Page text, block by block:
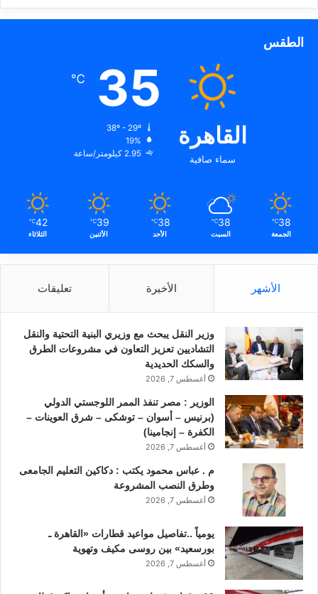
الطقس
القاهرة
سماء صافية
35
℃
19%
2.95 كيلومتر/ساعة
38
℃
الجمعة
38
℃
السبت
38
℃
الأحد
39
℃
الأثنين
42
℃
الثلاثاء
الأشهر الأخيرة تعليقات
وزير النقل يبحث مع وزيري البنية التحتية والنقل
التشاديين تعزيز التعاون في مشروعات الطرق
والسكك الحديدية
أغسطس 7, 2026
الوزير : مصر تنفذ الممر اللوجستي الدولي
(برنيس – أسوان – توشكى – شرق العوينات –
الكفرة – إنجامينا)
أغسطس 7, 2026
م . عباس محمود يكتب : دكاكين التعليم الجامعى
وطرق النصب المشروعة
أغسطس 7, 2026
يومياً ..تفاصيل مواعيد قطارات «القاهرة ـ
بورسعيد» بين روسى مكيف وتهوية
أغسطس 7, 2026